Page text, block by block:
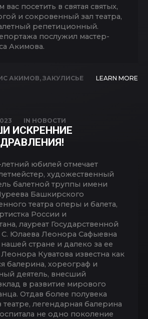
посетить в святая святых,
и сокровенный зал театра,
репетиционный.
послужил мастер-
Акимова.
АКИМОВ, ЗАКУЛИСЬЕ LEARN MORE
IN НОВОСТИ
ИСКРЕННИЕ
юбилей отмечает
художественный
балетной труппы имени
Башкирского
театра оперы и балета,
России и
лауреат Государственной
Юлаева Леонора Сафыевна
нашей стране и далеко за ее
Куватова известна как
балерина, хореограф и
деятель, внесший
в развитие мирового
Отдав более полувека
легендарная балерина
не одно поколение